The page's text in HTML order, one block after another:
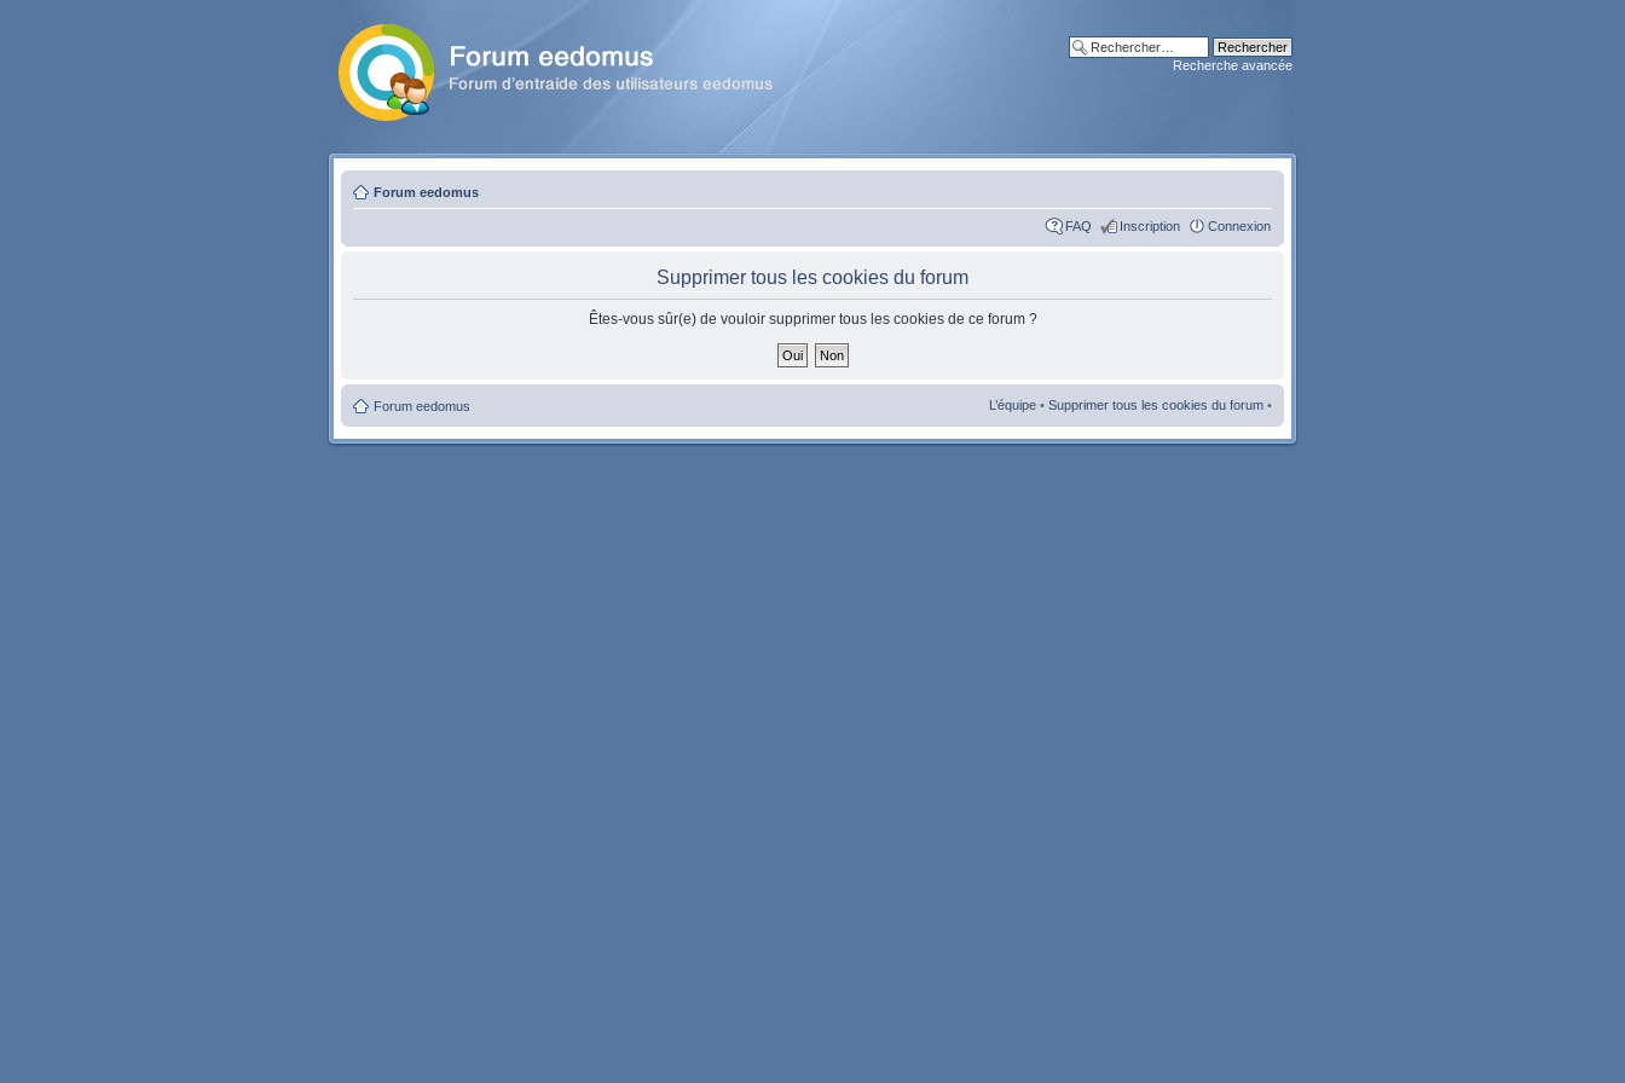
Recherche avancée
Forum eedomus
FAQ Inscription Connexion
Supprimer tous les cookies du forum
Êtes-vous sûr(e) de vouloir supprimer tous les cookies de ce forum ?
Forum eedomus L’équipe • Supprimer tous les cookies du forum •